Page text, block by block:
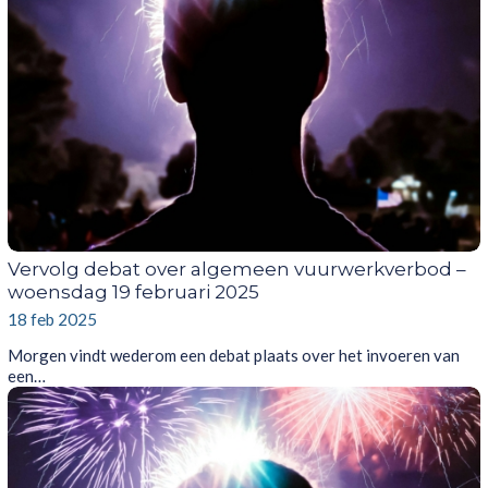
Vervolg debat over algemeen vuurwerkverbod –
woensdag 19 februari 2025
18 feb 2025
Morgen vindt wederom een debat plaats over het invoeren van
een…